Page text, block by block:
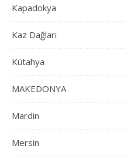
Kapadokya
Kaz Dağları
Kütahya
MAKEDONYA
Mardin
Mersin